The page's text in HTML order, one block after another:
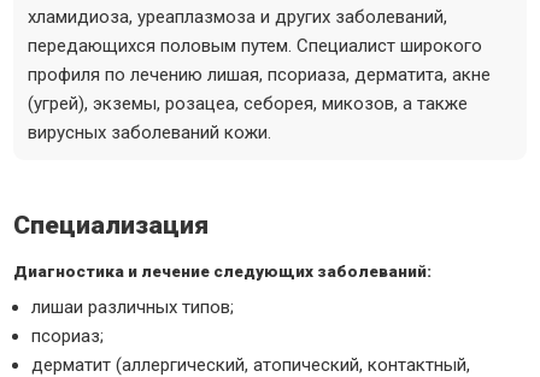
хламидиоза, уреаплазмоза и других заболеваний,
передающихся половым путем. Специалист широкого
профиля по лечению лишая, псориаза, дерматита, акне
(угрей), экземы, розацеа, себорея, микозов, а также
вирусных заболеваний кожи.
Специализация
Диагностика и лечение следующих заболеваний:
лишаи различных типов;
псориаз;
дерматит (аллергический, атопический, контактный,